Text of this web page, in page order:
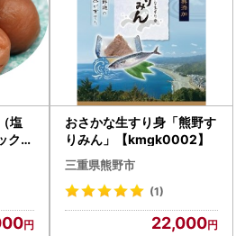
塩
ク【
おさかな生すり身「熊野す
りみん」【kmgk0002】
三重県熊野市
(1)
22,000